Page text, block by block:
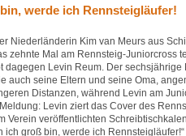
werde ich Rennsteigläufer!
Niederländerin Kim van Meurs aus
zehnte Mal am Rennsteig-Juniorcross
dagegen Levin Reum. Der
auch seine Eltern und seine Oma,
Distanzen, während Levin am
Levin ziert das Cover des
Verein veröffentlichten
ich groß bin, werde ich